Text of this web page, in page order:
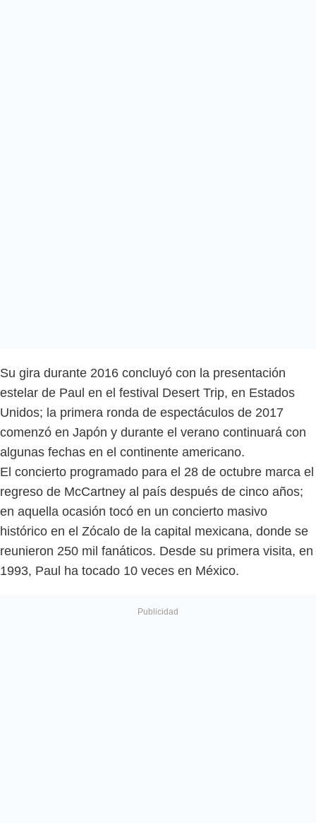
Su gira durante 2016 concluyó con la presentación
estelar de Paul en el festival Desert Trip, en Estados
Unidos; la primera ronda de espectáculos de 2017
comenzó en Japón y durante el verano continuará con
algunas fechas en el continente americano.
El concierto programado para el 28 de octubre marca el
regreso de McCartney al país después de cinco años;
en aquella ocasión tocó en un concierto masivo
histórico en el Zócalo de la capital mexicana, donde se
reunieron 250 mil fanáticos. Desde su primera visita, en
1993, Paul ha tocado 10 veces en México.